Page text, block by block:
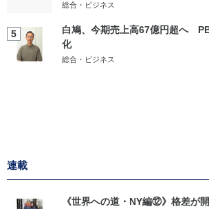
総合・ビジネス
5
白鳩、今期売上高67億円超へ
化
総合・ビジネス
連載
《世界への道・NY編⑫》格差が